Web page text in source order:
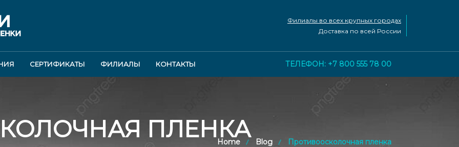
СЕРТИФИКАТЫ ФИЛИАЛЫ КОНТАКТЫ ТЕЛЕФОН: +7 800 555 78 00
Филиалы во всех крупных городах
Доставка по всей России
ПЛЕНКА
Home Blog Противоосколочная пленка